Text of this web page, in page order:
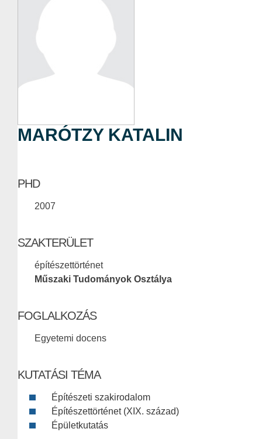
MARÓTZY KATALIN
PHD
2007
SZAKTERÜLET
építészettörténet
Műszaki Tudományok Osztálya
FOGLALKOZÁS
Egyetemi docens
KUTATÁSI TÉMA
Építészeti szakirodalom
Építészettörténet (XIX. század)
Épületkutatás